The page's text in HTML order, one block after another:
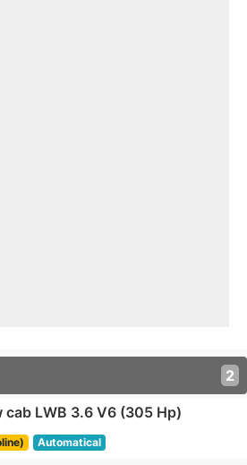
2
cab LWB 3.6 V6 (305 Hp)
Automatical